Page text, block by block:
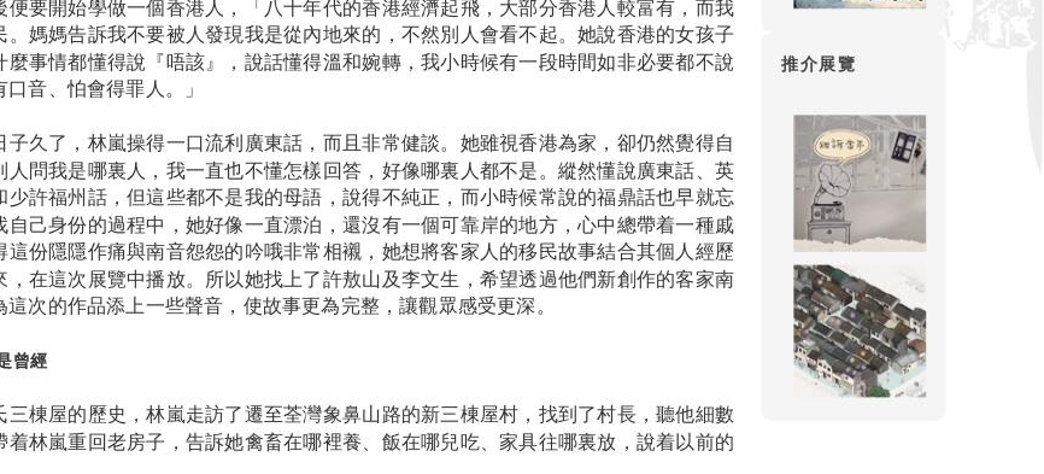
便要開始學做一個香港人，「八十年代的香港經濟起飛，大部分香港人較富有，而我
。媽媽告訴我不要被人發現我是從內地來的，不然別人會看不起。她說香港的女孩子
麼事情都懂得說『唔該』，說話懂得溫和婉轉，我小時候有一段時間如非必要都不說
音、怕會得罪人。」
子久了，林嵐操得一口流利廣東話，而且非常健談。她雖視香港為家，卻仍然覺得自
人問我是哪裏人，我一直也不懂怎樣回答，好像哪裏人都不是。縱然懂說廣東話、英
少許福州話，但這些都不是我的母語，說得不純正，而小時候常說的福鼎話也早就忘
自己身份的過程中，她好像一直漂泊，還沒有一個可靠岸的地方，心中總帶着一種戚
這份隱隱作痛與南音怨怨的吟哦非常相襯，她想將客家人的移民故事結合其個人經歷
，在這次展覽中播放。所以她找上了許敖山及李文生，希望透過他們新創作的客家南
這次的作品添上一些聲音，使故事更為完整，讓觀眾感受更深。
曾經
三棟屋的歷史，林嵐走訪了遷至荃灣象鼻山路的新三棟屋村，找到了村長，聽他細數
着林嵐重回老房子，告訴她禽畜在哪裡養、飯在哪兒吃、家具往哪裏放，說着以前的
推介展覽